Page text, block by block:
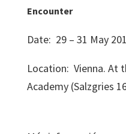
Encounter
Date: 29 – 31 May
Location: Vienna. At
Academy (Salzgries